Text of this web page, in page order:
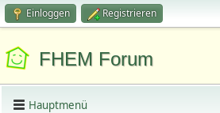
Einloggen Registrieren
FHEM Forum
Hauptmenü